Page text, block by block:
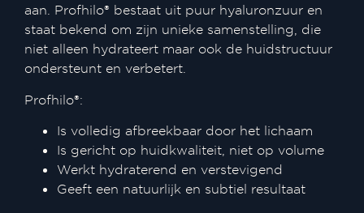
aan. Profhilo® bestaat uit puur hyaluronzuur en
staat bekend om zijn unieke samenstelling, die
niet alleen hydrateert maar ook de huidstructuur
ondersteunt en verbetert.
Profhilo®:
Is volledig afbreekbaar door het lichaam
Is gericht op huidkwaliteit, niet op volume
Werkt hydraterend en verstevigend
Geeft een natuurlijk en subtiel resultaat